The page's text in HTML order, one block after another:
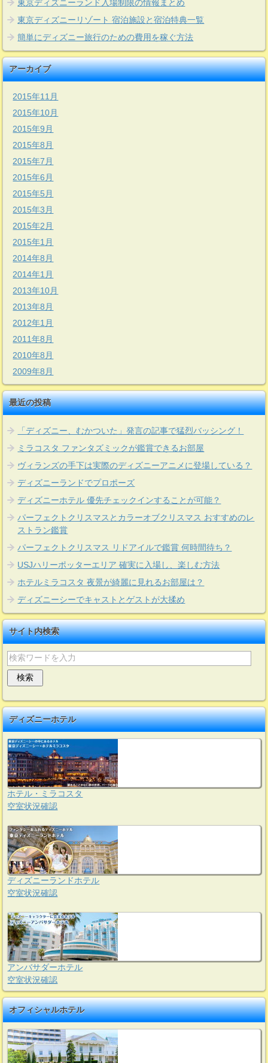
東京ディズニーランド入場制限の情報まとめ
東京ディズニーリゾート 宿泊施設と宿泊特典一覧
簡単にディズニー旅行のための費用を稼ぐ方法
アーカイブ
2015年11月
2015年10月
2015年9月
2015年8月
2015年7月
2015年6月
2015年5月
2015年3月
2015年2月
2015年1月
2014年8月
2014年1月
2013年10月
2013年8月
2012年1月
2011年8月
2010年8月
2009年8月
最近の投稿
「ディズニー、むかついた」発言の記事で猛烈バッシング！
ミラコスタ ファンタズミックが鑑賞できるお部屋
ヴィランズの手下は実際のディズニーアニメに登場している？
ディズニーランドでプロポーズ
ディズニーホテル 優先チェックインすることが可能？
パーフェクトクリスマスとカラーオブクリスマス おすすめのレ
ストラン鑑賞
パーフェクトクリスマス リドアイルで鑑賞 何時間待ち？
USJハリーポッターエリア 確実に入場し、楽しむ方法
ホテルミラコスタ 夜景が綺麗に見れるお部屋は？
ディズニーシーでキャストとゲストが大揉め
サイト内検索
ディズニーホテル
ホテル・ミラコスタ
空室状況確認
ディズニーランドホテル
空室状況確認
アンバサダーホテル
空室状況確認
オフィシャルホテル